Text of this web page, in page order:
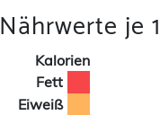
Nährwerte je
Kalorien
Fett
Eiweiß